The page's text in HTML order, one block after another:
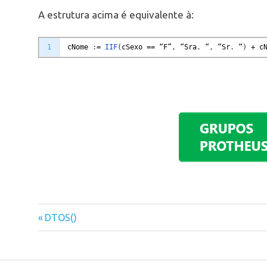
A estrutura acima é equivalente à:
1 cNome := IIF( cSexo == “ F” , “Sra. “ , “Sr. “ ) +
Navegação
Previous
Post:
DTOS()